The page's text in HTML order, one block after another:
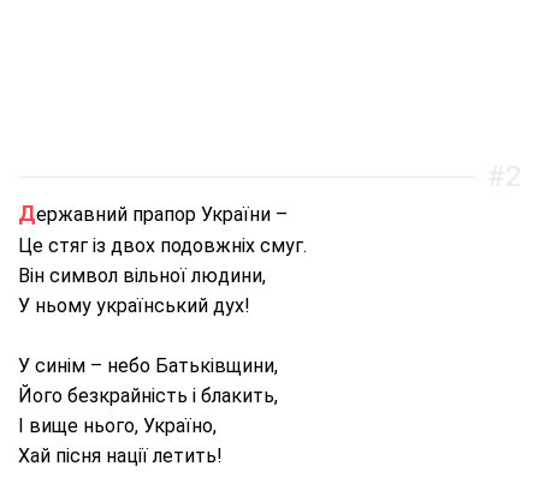
Державний прапор України –
Це стяг із двох подовжніх смуг.
Він символ вільної людини,
У ньому український дух!
У синім – небо Батьківщини,
Його безкрайність і блакить,
І вище нього, Україно,
Хай пісня нації летить!
#2